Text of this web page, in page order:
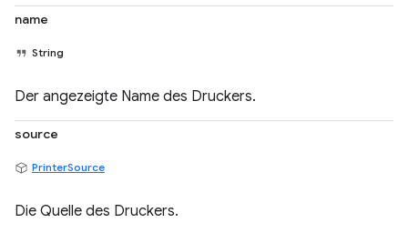
name
String
Der angezeigte Name des Druckers.
source
PrinterSource
Die Quelle des Druckers.